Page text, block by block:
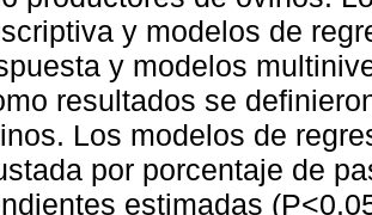
y modelos de
y modelos
resultados se
Los modelos de
por porcentaje de
estimadas